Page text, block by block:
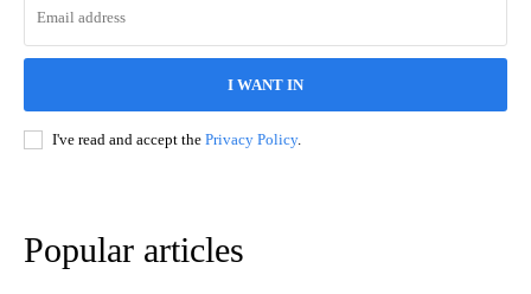
I WANT IN
I've read and accept the Privacy Policy.
Popular articles